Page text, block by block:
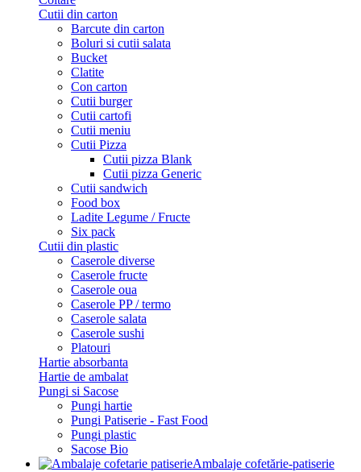
Cutii din carton
Barcute din carton
Boluri si cutii salata
Bucket
Clatite
Con carton
Cutii burger
Cutii cartofi
Cutii meniu
Cutii Pizza
Cutii pizza Blank
Cutii pizza Generic
Cutii sandwich
Food box
Ladite Legume / Fructe
Six pack
Cutii din plastic
Caserole diverse
Caserole fructe
Caserole oua
Caserole PP / termo
Caserole salata
Caserole sushi
Platouri
Hartie absorbanta
Hartie de ambalat
Pungi si Sacose
Pungi hartie
Pungi Patiserie - Fast Food
Pungi plastic
Sacose Bio
Ambalaje cofetărie-patiserie